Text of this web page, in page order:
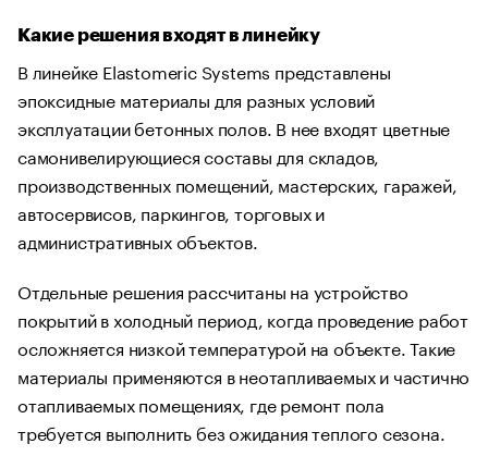
Какие решения входят в линейку
В линейке Elastomeric Systems представлены
эпоксидные материалы для разных условий
эксплуатации бетонных полов. В нее входят цветные
самонивелирующиеся составы для складов,
производственных помещений, мастерских, гаражей,
автосервисов, паркингов, торговых и
административных объектов.
Отдельные решения рассчитаны на устройство
покрытий в холодный период, когда проведение работ
осложняется низкой температурой на объекте. Такие
материалы применяются в неотапливаемых и частично
отапливаемых помещениях, где ремонт пола
требуется выполнить без ожидания теплого сезона.